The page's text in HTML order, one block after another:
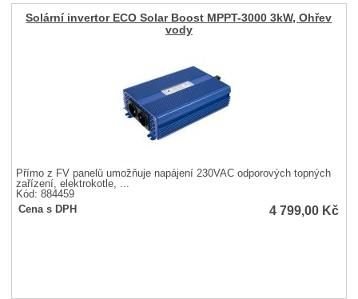
Solární invertor ECO Solar Boost MPPT-3000 3kW, Ohřev
vody
Přímo z FV panelů umožňuje napájení 230VAC odporových topných
zařízení, elektrokotle, ...
Kód: 884459
Cena s DPH
4 799,00 Kč